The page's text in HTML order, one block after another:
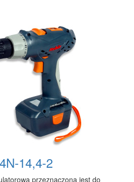
14,4-2
przeznaczona jest do